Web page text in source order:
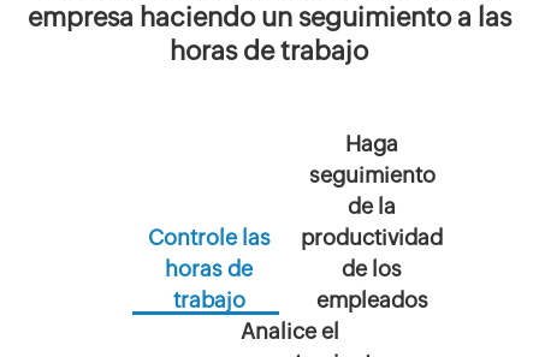
empresa haciendo un seguimiento a las
horas de trabajo
Controle las
horas de
trabajo
Haga
seguimiento
de la
productividad
de los
empleados
Analice el